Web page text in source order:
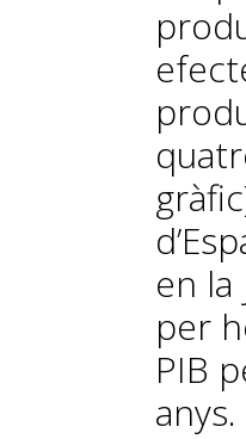
en
per
PIB
anys.